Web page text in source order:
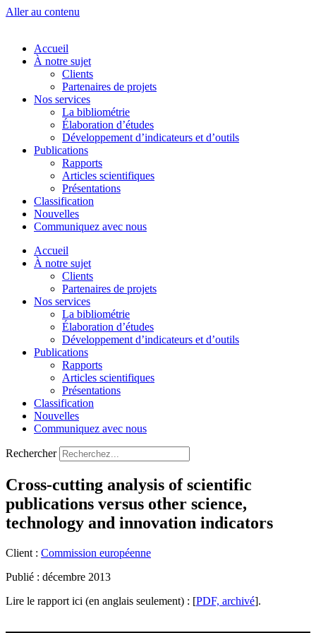
Aller au contenu
Accueil
À notre sujet
Clients
Partenaires de projets
Nos services
La bibliométrie
Élaboration d’études
Développement d’indicateurs et d’outils
Publications
Rapports
Articles scientifiques
Présentations
Classification
Nouvelles
Communiquez avec nous
Accueil
À notre sujet
Clients
Partenaires de projets
Nos services
La bibliométrie
Élaboration d’études
Développement d’indicateurs et d’outils
Publications
Rapports
Articles scientifiques
Présentations
Classification
Nouvelles
Communiquez avec nous
Rechercher
Cross-cutting analysis of scientific
publications versus other science,
technology and innovation indicators
Client : Commission européenne
Publié : décembre 2013
Lire le rapport ici (en anglais seulement) : [PDF, archivé].